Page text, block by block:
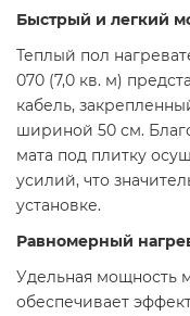
Быстрый и легкий
Теплый пол
070 (7,0 кв. м)
кабель,
шириной 50 см.
мата под плитку
усилий, что
установке.​
Равномерный
Удельная мощность
обеспечивает